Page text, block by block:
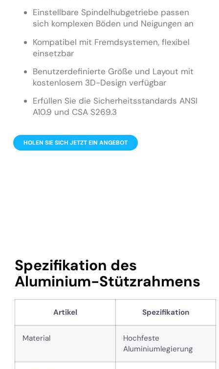
Einstellbare Spindelhubgetriebe passen
sich komplexen Böden und Neigungen an
Kompatibel mit Fremdsystemen, flexibel
einsetzbar
Benutzerdefinierte Größe und Layout mit
kostenlosem 3D-Design verfügbar
Erfüllen Sie die Sicherheitsstandards ANSI
A10.9 und CSA S269.3
HOLEN SIE SICH JETZT EIN ANGEBOT
Spezifikation des
Aluminium-Stützrahmens
Artikel Spezifikation
Material
Hochfeste
Aluminiumlegierung